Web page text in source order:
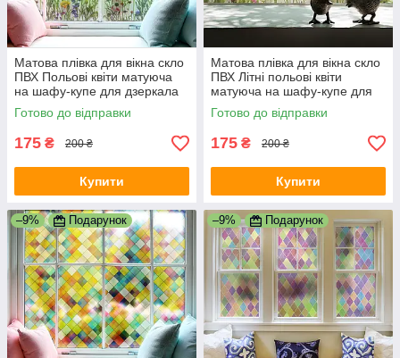
Матова плівка для вікна скло
ПВХ Польові квіти матуюча
на шафу-купе для дзеркала
1000х500 мм
Готово до відправки
175 ₴ 200 ₴
Купити
Матова плівка для вікна скло
ПВХ Літні польові квіти
матуюча на шафу-купе для
дзеркала 1000х500 мм
Готово до відправки
175 ₴ 200 ₴
Купити
–9% Подарунок –9% Подарунок